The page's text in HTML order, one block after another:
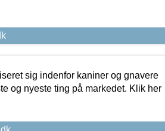
sig indenfor kaniner og gnavere
og nyeste ting på markedet. Klik her